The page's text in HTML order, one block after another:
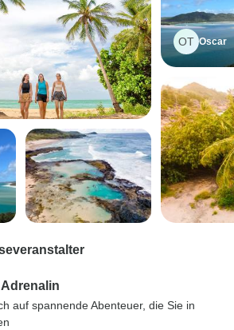
OT Oscar
auf spannende Abenteuer, die Sie in